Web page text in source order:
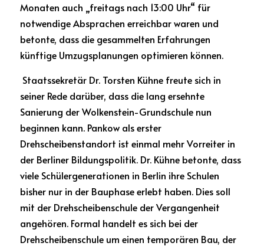
Monaten auch „freitags nach 13:00 Uhr“ für
notwendige Absprachen erreichbar waren und
betonte, dass die gesammelten Erfahrungen
künftige Umzugsplanungen optimieren können.
seiner Rede darüber, dass die lang ersehnte
Sanierung der Wolkenstein-Grundschule nun
beginnen kann. Pankow als erster
Drehscheibenstandort ist einmal mehr Vorreiter in
der Berliner Bildungspolitik. Dr. Kühne betonte, dass
viele Schülergenerationen in Berlin ihre Schulen
bisher nur in der Bauphase erlebt haben. Dies soll
mit der Drehscheibenschule der Vergangenheit
angehören. Formal handelt es sich bei der
Drehscheibenschule um einen temporären Bau, der